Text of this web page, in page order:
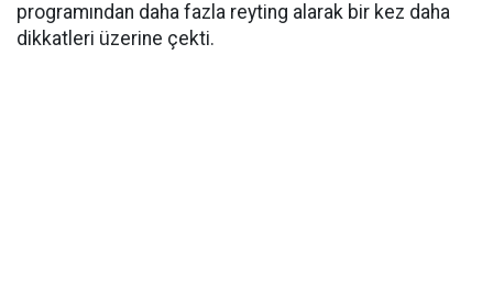
programından daha fazla reyting alarak bir kez daha
dikkatleri üzerine çekti.